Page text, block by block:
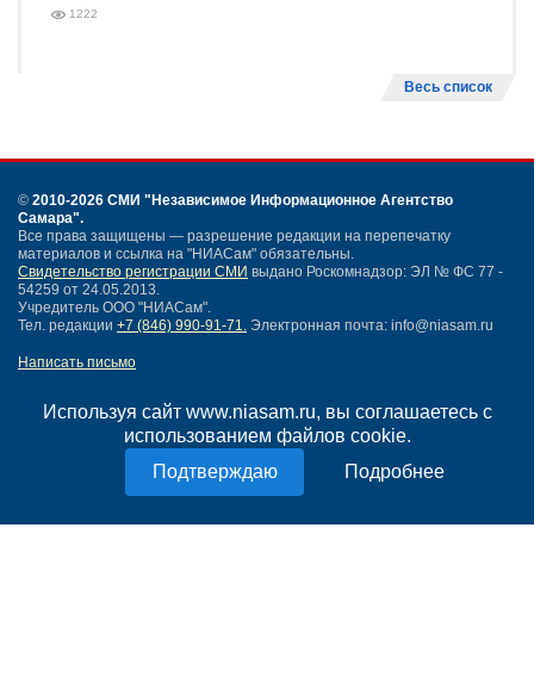
Используя сайт www.niasam.ru, вы соглашаетесь с
использованием файлов cookie.
Подробнее
1222
Весь список
© 2010-2026 СМИ "Независимое Информационное Агентство
Самара".
Все права защищены — разрешение редакции на перепечатку
материалов и ссылка на "НИАСам" обязательны.
Свидетельство регистрации СМИ выдано Роскомнадзор: ЭЛ № ФС 77 -
54259 от 24.05.2013.
Учредитель ООО "НИАСам".
Тел. редакции +7 (846) 990-91-71. Электронная почта: info@niasam.ru
Написать письмо
Нашли ошибку?
Политика конфиденциальности